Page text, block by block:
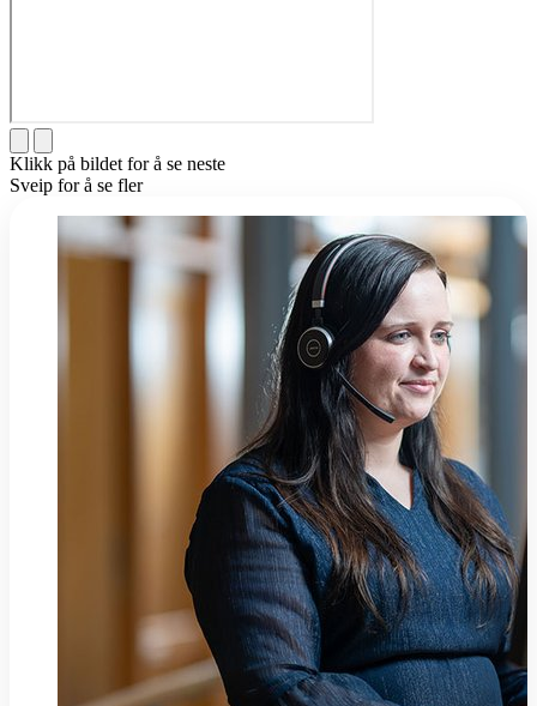
Klikk på bildet for å se neste
Sveip for å se fler